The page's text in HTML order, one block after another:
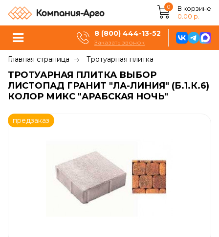
0
В корзине
0.00 р.
8 (800) 444-13-52
Заказать звонок
Главная страница Тротуарная плитка
ТРОТУАРНАЯ ПЛИТКА ВЫБОР
ЛИСТОПАД ГРАНИТ "ЛА-ЛИНИЯ" (Б.1.К.6)
КОЛОР МИКС "АРАБСКАЯ НОЧЬ"
предзаказ